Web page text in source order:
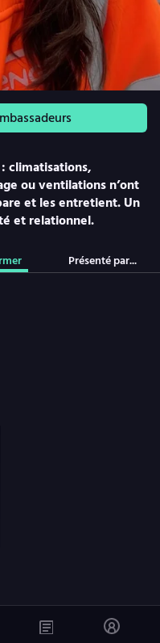
climatisations,
ou ventilations n’ont
et les entretient. Un
et relationnel.
Présenté par...